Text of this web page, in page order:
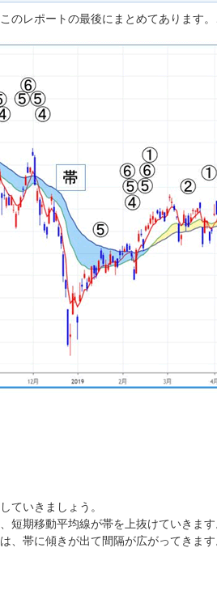
のレポートの最後にまとめてあります
ていきましょう。
短期移動平均線が帯を上抜けていきま
、帯に傾きが出て間隔が広がってきま